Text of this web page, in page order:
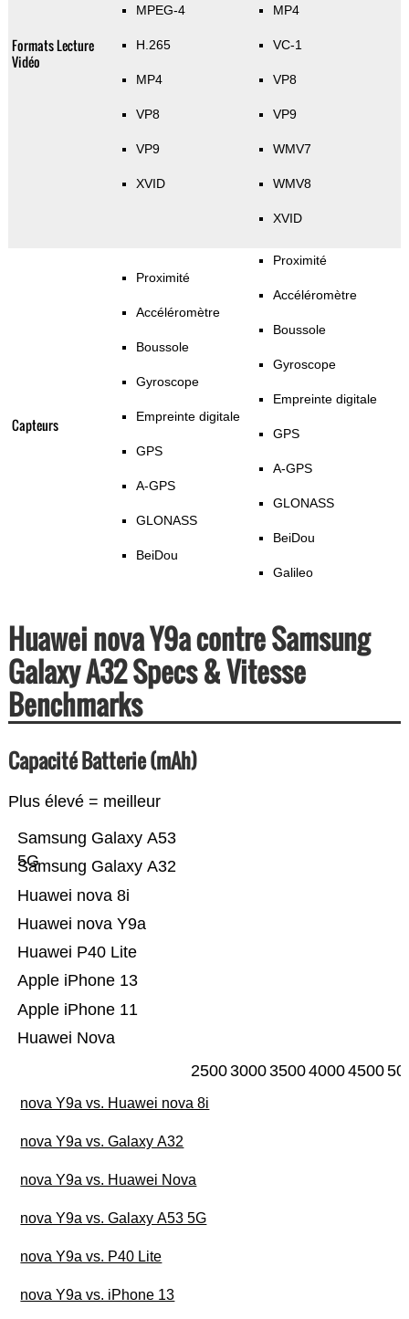
Formats Lecture
Vidéo
MPEG-4
H.265
MP4
VP8
VP9
XVID
MP4
VC-1
VP8
VP9
WMV7
WMV8
XVID
Capteurs
Proximité
Accéléromètre
Boussole
Gyroscope
Empreinte digitale
GPS
A-GPS
GLONASS
BeiDou
Proximité
Accéléromètre
Boussole
Gyroscope
Empreinte digitale
GPS
A-GPS
GLONASS
BeiDou
Galileo
Huawei nova Y9a contre Samsung
Galaxy A32 Specs & Vitesse
Benchmarks
Capacité Batterie (mAh)
Plus élevé = meilleur
Huawei Nova
Apple iPhone 11
Apple iPhone 13
Huawei P40 Lite
Huawei nova Y9a
Huawei nova 8i
Samsung Galaxy A32
Samsung Galaxy A53
5G
25003000350040004500
nova Y9a vs. Huawei nova 8i
nova Y9a vs. Galaxy A32
nova Y9a vs. Huawei Nova
nova Y9a vs. Galaxy A53 5G
nova Y9a vs. P40 Lite
nova Y9a vs. iPhone 13